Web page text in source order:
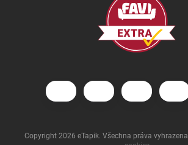
Copyright 2026 eTapik. Všechna práva vyhrazena.